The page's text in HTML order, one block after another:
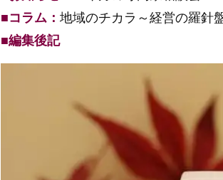
■コラム： 地域のチカラ～経営の羅針
■編集後記